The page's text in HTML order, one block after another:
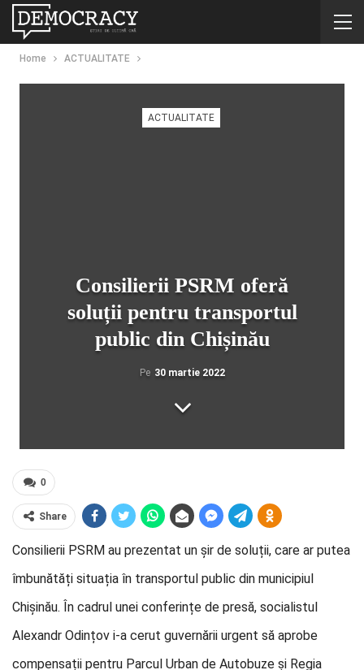
Home ACTUALITATE
ACTUALITATE
Consilierii PSRM oferă
soluții pentru transportul
public din Chișinău
Pe 30 martie 2022
0
Share
Consilierii PSRM au prezentat un șir de soluții, care ar putea
îmbunătăți situația în transportul public din municipiul
Chișinău. În cadrul unei conferințe de presă, socialistul
Alexandr Odințov i-a cerut guvernării urgent să aprobe
compensații pentru Parcul Urban de Autobuze și Regia